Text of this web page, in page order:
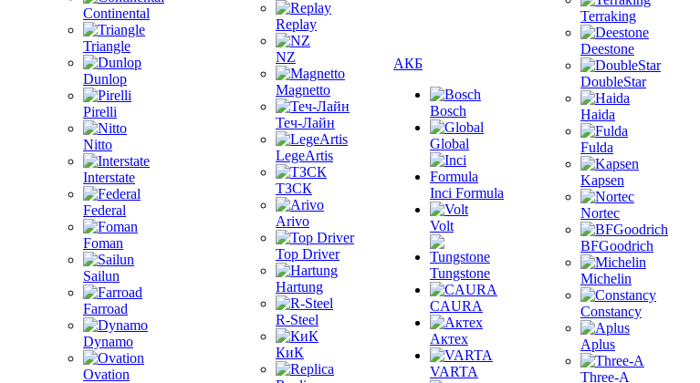
Continental
Triangle
Dunlop
Pirelli
Nitto
Interstate
Federal
Foman
Sailun
Farroad
Dynamo
Ovation
Replay
NZ
Magnetto
Теч-Лайн
LegeArtis
ТЗСК
Arivo
Top Driver
Hartung
R-Steel
КиК
АКБ
Bosch
Global
Inci Formula
Volt
Tungstone
CAURA
Актех
VARTA
Terraking
Deestone
DoubleStar
Haida
Fulda
Kapsen
Nortec
BFGoodrich
Michelin
Constancy
Aplus
Three-A